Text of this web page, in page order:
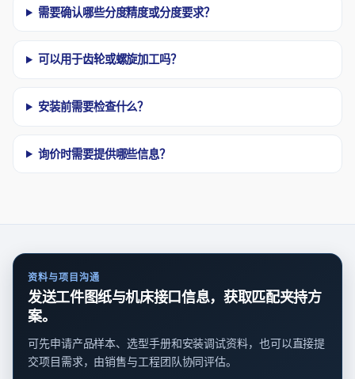
需要确认哪些分度精度或分度要求？
可以用于齿轮或螺旋加工吗？
安装前需要检查什么？
询价时需要提供哪些信息？
资料与项目沟通
发送工件图纸与机床接口信息，获取匹配夹持方
案。
可先申请产品样本、选型手册和安装调试资料，也可以直接提
交项目需求，由销售与工程团队协同评估。